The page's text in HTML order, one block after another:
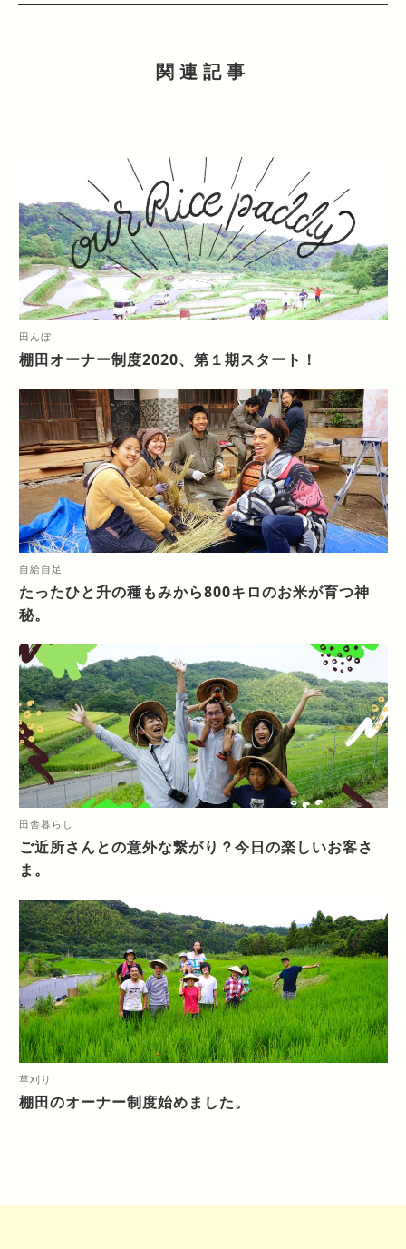
関連記事
田んぼ
棚田オーナー制度2020、第１期スタート！
自給自足
たったひと升の種もみから800キロのお米が育つ神
秘。
田舎暮らし
ご近所さんとの意外な繋がり？今日の楽しいお客さ
ま。
草刈り
棚田のオーナー制度始めました。